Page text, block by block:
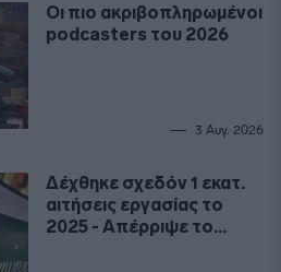
Οι πιο ακριβοπληρωμένοι
podcasters του 2026
3 Αυγ. 2026
Δέχθηκε σχεδόν 1 εκατ.
αιτήσεις εργασίας το
2025 - Απέρριψε το